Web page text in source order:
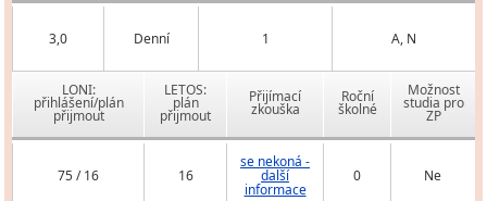
3,0 Denní 1 A, N
LONI:
přihlášení/plán
přijmout
LETOS:
plán
přijmout
Přijímací
zkouška
Roční
školné
Možnost
studia pro
ZP
75 / 16 16
se nekoná -
další
informace
0 Ne